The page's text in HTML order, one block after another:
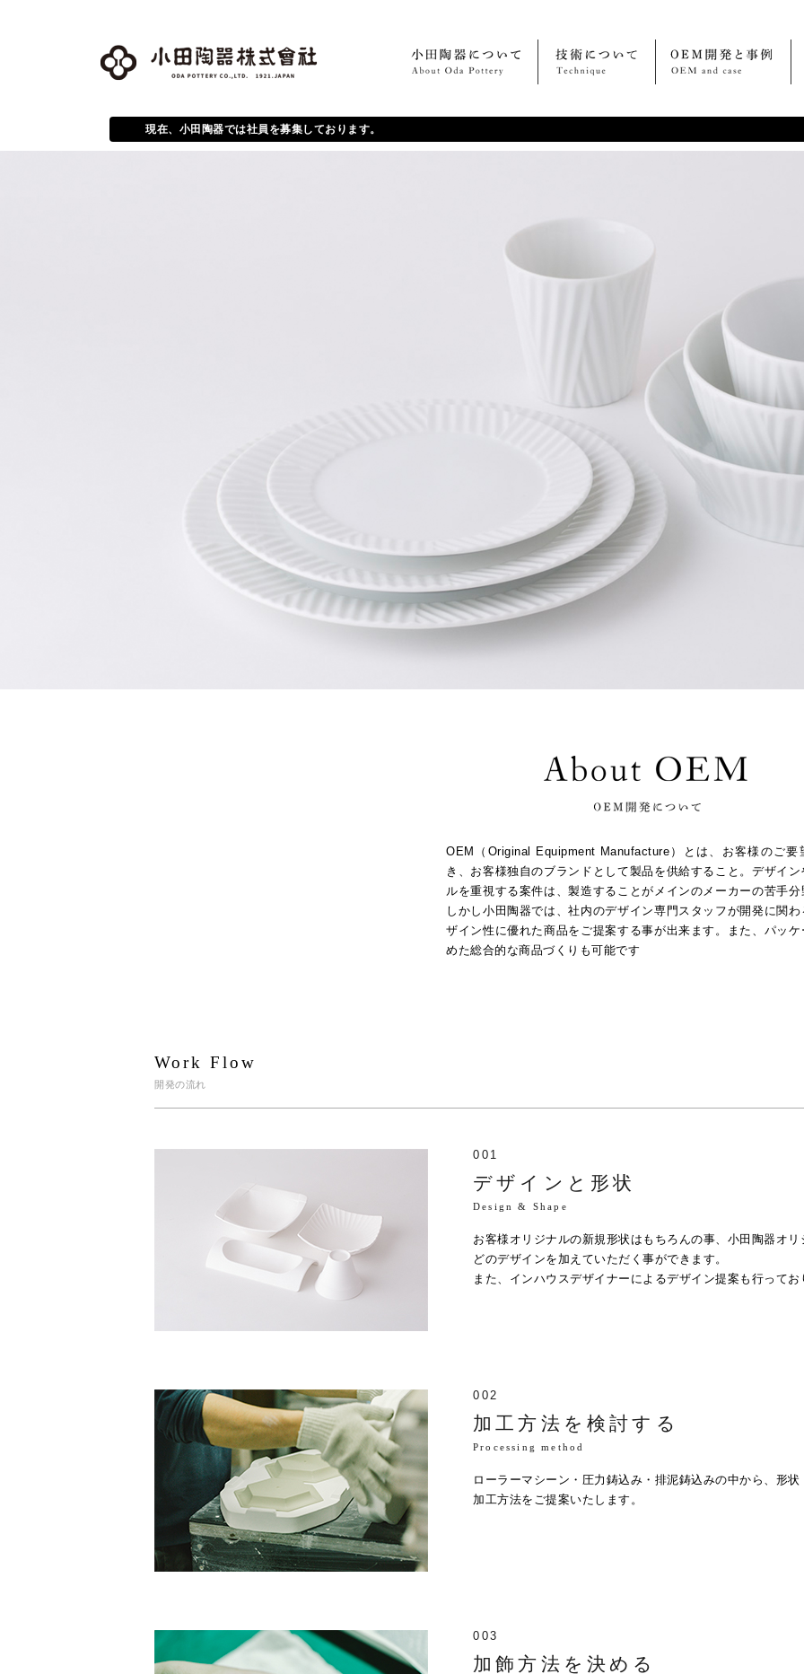
現在、小田陶器では社員を募集しております。
OEM（Original Equipment Manufacture）とは、お客様のご要
き、お客様独自のブランドとして製品を供給すること。デザイン
ルを重視する案件は、製造することがメインのメーカーの苦手分
しかし小田陶器では、社内のデザイン専門スタッフが開発に関
ザイン性に優れた商品をご提案する事が出来ます。また、パッケ
めた総合的な商品づくりも可能です
Work Flow
開発の流れ
001
デザインと形状
Design & Shape
お客様オリジナルの新規形状はもちろんの事、小田陶器オ
どのデザインを加えていただく事ができます。
また、インハウスデザイナーによるデザイン提案も行ってお
002
加工方法を検討する
Processing method
ローラーマシーン・圧力鋳込み・排泥鋳込みの中から、形
加工方法をご提案いたします。
003
加飾方法を決める